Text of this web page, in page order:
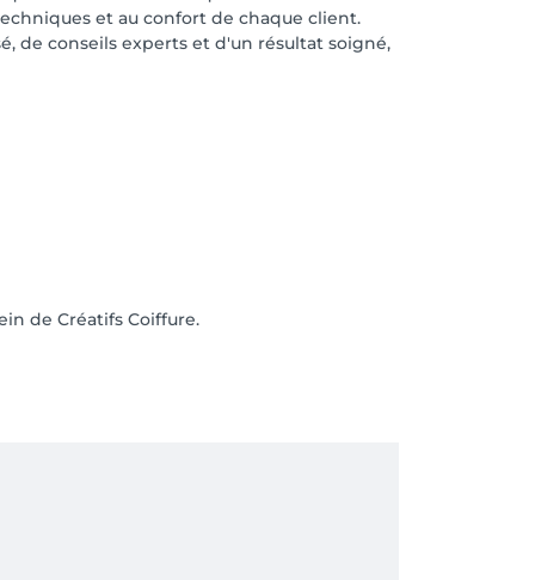
et au confort de chaque client.
de conseils experts et d'un résultat soigné,
de Créatifs Coiffure.